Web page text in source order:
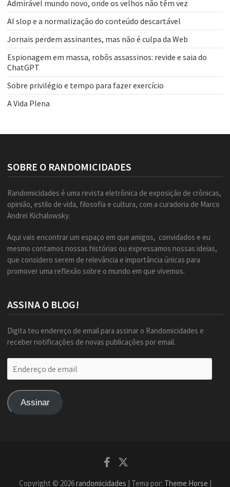
Admirável mundo novo, onde os velhos não têm vez
AI slop e a normalização do conteúdo descartável
Jornais perdem assinantes, mas não é culpa da Web
Espionagem em massa, robôs assassinos: revide e saia do
ChatGPT
Sobre privilégio e tempo para fazer exercício
A Vida Plena
SOBRE O RANDOMICIDADES
Randomicidades é uma revista eletrônica de exposição de crônicas,
opinião, estilo de vida, filosofia e cultura, com a curadoria de Marco
Andrei Kichalowsky.
Aqui vais encontrar um espaço em que amigos, convidados e eu
mesmo contamos nossas histórias ou expressamos nossas ideias,
que considero serem de relevância e importância únicas para
promover uma reflexão sobre o mundo em que vivemos.
ASSINA O BLOG!
Digita teu endereço de email para assinar o Randomicidades e
receber notificações de novas publicações por email.
de
Assinar
Facebook
Copyright © 2026randomicidades | Tema por: Theme Horse